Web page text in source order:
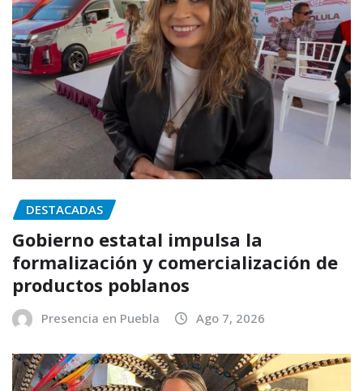
DESTACADAS
Gobierno estatal impulsa la
formalización y comercialización de
productos poblanos
Presencia en Puebla Ago 7, 2026